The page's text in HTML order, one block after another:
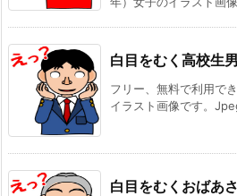
白目をむく高校生
フリー、無料で利用で
イラスト画像です。
白目をむくおばあ